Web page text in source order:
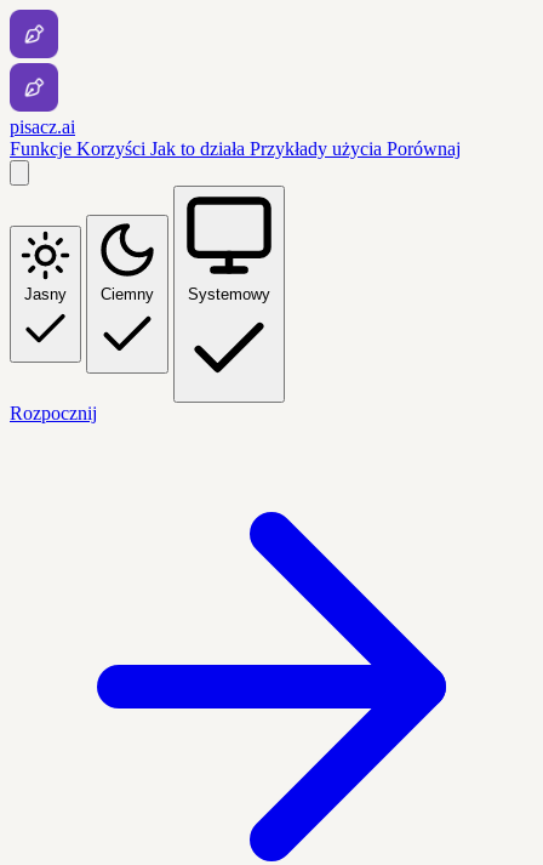
pisacz.ai
Funkcje Korzyści Jak to działa Przykłady użycia Porównaj
Jasny Ciemny Systemowy
Rozpocznij